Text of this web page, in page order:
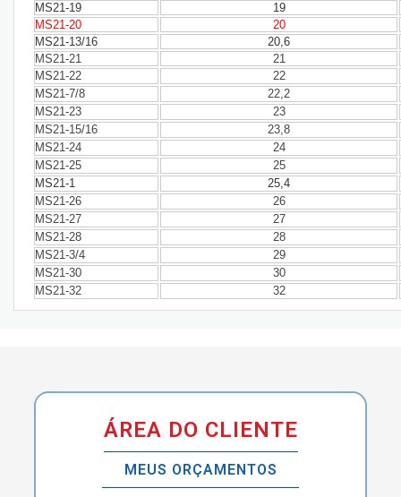
MS21-19
19
MS21-20
20
MS21-13/16
20,6
MS21-21
21
MS21-22
22
MS21-7/8
22,2
MS21-23
23
MS21-15/16
23,8
MS21-24
24
MS21-25
25
MS21-1
25,4
MS21-26
26
MS21-27
27
MS21-28
28
MS21-3/4
29
MS21-30
30
MS21-32
32
ÁREA DO CLIENTE
MEUS ORÇAMENTOS